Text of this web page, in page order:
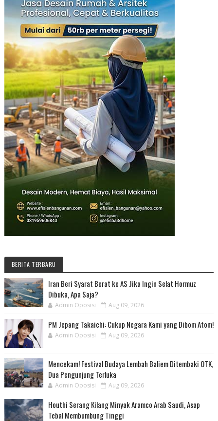
BERITA TERBARU
Iran Beri Syarat Berat ke AS Jika Ingin Selat Hormuz
Dibuka, Apa Saja?
Admin Oposisi Aug 09, 2026
PM Jepang Takaichi: Cukup Negara Kami yang Dibom Atom!
Admin Oposisi Aug 09, 2026
Mencekam! Festival Budaya Lembah Baliem Ditembaki OTK,
Dua Pengunjung Terluka
Admin Oposisi Aug 09, 2026
Houthi Serang Kilang Minyak Aramco Arab Saudi, Asap
Tebal Membumbung Tinggi